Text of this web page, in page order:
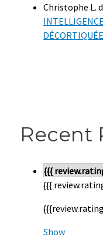
Christophe L.
Recent
{{{
{{{
Show